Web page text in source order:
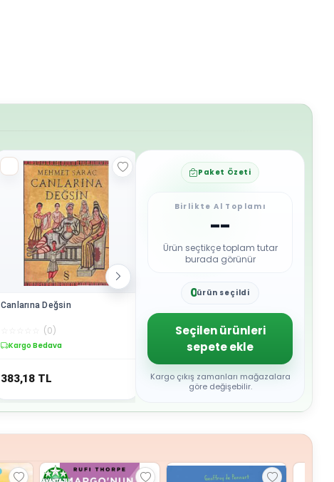
Canlarına Değsin
(0)
Kargo Bedava
383,18 TL
☆☆ (0
Kargo Bedava
449,11 TL
Paket Özeti
Birlikte Al Toplamı
--
Ürün seçtikçe toplam tutar
burada görünür
0
2
3
4
5
6
7
8
9
ürün seçildi
Seçilen ürünleri
sepete ekle
Kargo çıkış zamanları mağazalara
göre değişebilir.